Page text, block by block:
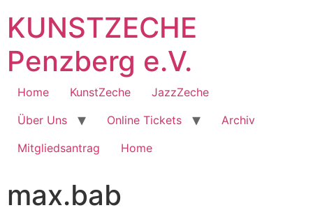
KUNSTZECHE
Penzberg e.V.
Home KunstZeche
JazzZeche
Über Uns
Online Tickets
Archiv
Mitgliedsantrag
Home
max.bab